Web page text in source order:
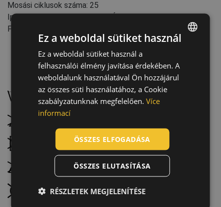
Mosási ciklusok száma: 25
Iparág: Szállítás és logisztika, Építőipar
Fényvisszavető elemek
Karbantartás:
Mossa 40 °C-on, normál programmal
Szárítógéppel nem szárítható
Nem vegytisztítható
CZECH
HUNGARIAN
SLOVAK
GERMAN
Ez a weboldal sütiket használ
Ez a weboldal sütiket használ a
felhasználói élmény javítása érdekében. A
weboldalunk használatával Ön hozzájárul
az összes süti használatához, a Cookie
szabályzatunknak megfelelően. Více
informací
ÖSSZES ELFOGADÁSA
ÖSSZES ELUTASÍTÁSA
RÉSZLETEK MEGJELENÍTÉSE